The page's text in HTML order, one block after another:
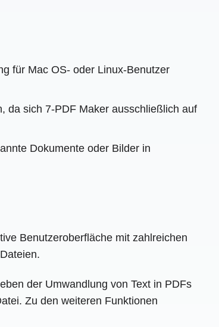
für Mac OS- oder Linux-Benutzer
da sich 7-PDF Maker ausschließlich auf
Dokumente oder Bilder in
Benutzeroberfläche mit zahlreichen
der Umwandlung von Text in PDFs
Zu den weiteren Funktionen